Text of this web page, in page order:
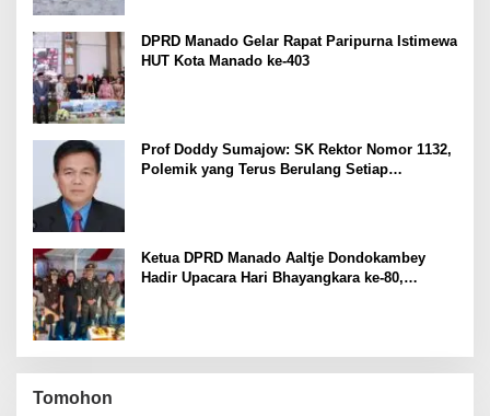
DPRD Manado Gelar Rapat Paripurna Istimewa
HUT Kota Manado ke-403
Prof Doddy Sumajow: SK Rektor Nomor 1132,
Polemik yang Terus Berulang Setiap
Ketua DPRD Manado Aaltje Dondokambey
Hadir Upacara Hari Bhayangkara ke-80,
Tomohon